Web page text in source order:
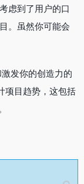
虑到了用户的口
。虽然你可能会
发你的创造力的
项目趋势，这包括